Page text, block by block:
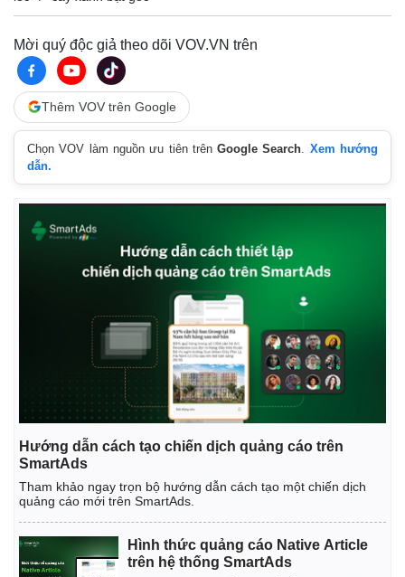
Mời quý độc giả theo dõi VOV.VN trên
Thêm VOV trên Google
Chọn VOV làm nguồn ưu tiên trênGoogle Search
Xem hướng
dẫn.
Hướng dẫn cách tạo chiến dịch quảng cáo trên
SmartAds
Tham khảo ngay trọn bộ hướng dẫn cách tạo một chiến dịch
quảng cáo mới trên SmartAds.
Hình thức quảng cáo Native Article
trên hệ thống SmartAds